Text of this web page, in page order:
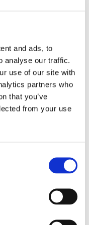
and ads, to
analyse our traffic.
use of our site with
partners who
that you’ve
from your use